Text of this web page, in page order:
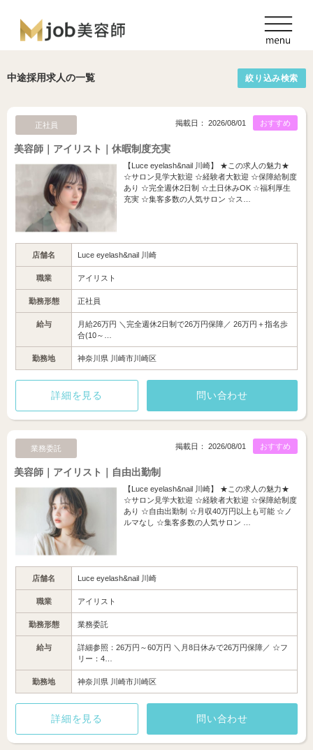
中途採用求人の一覧 絞り込み検索
正社員 おすすめ
掲載日： 2026/08/01
美容師｜アイリスト｜休暇制度充実
【Luce eyelash&nail 川崎】 ★この求人の魅力★
☆サロン見学大歓迎 ☆経験者大歓迎 ☆保障給制度
あり ☆完全週休2日制 ☆土日休みOK ☆福利厚生
充実 ☆集客多数の人気サロン ☆ス…
店舗名 Luce eyelash&nail 川崎
職業 アイリスト
勤務形態 正社員
給与
月給26万円 ＼完全週休2日制で26万円保障／ 26万円＋指名歩
合(10～…
勤務地 神奈川県 川崎市川崎区
詳細を見る 問い合わせ
業務委託 おすすめ
掲載日： 2026/08/01
美容師｜アイリスト｜自由出勤制
【Luce eyelash&nail 川崎】 ★この求人の魅力★
☆サロン見学大歓迎 ☆経験者大歓迎 ☆保障給制度
あり ☆自由出勤制 ☆月収40万円以上も可能 ☆ノ
ルマなし ☆集客多数の人気サロン …
店舗名 Luce eyelash&nail 川崎
職業 アイリスト
勤務形態 業務委託
給与
詳細参照：26万円～60万円 ＼月8日休みで26万円保障／ ☆フ
リー：4…
勤務地 神奈川県 川崎市川崎区
詳細を見る 問い合わせ